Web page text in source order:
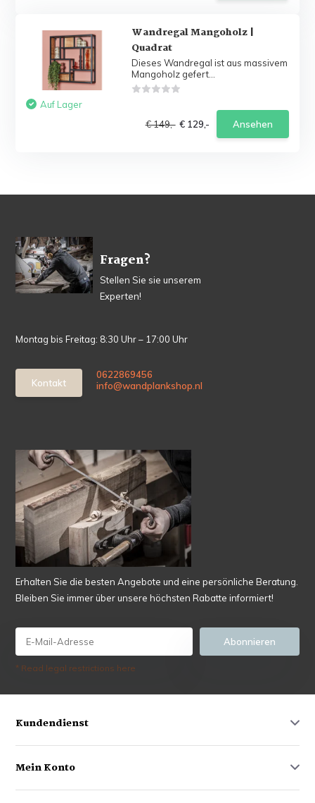
Wandregal Mangoholz |
Quadrat
Dieses Wandregal ist aus massivem
Mangoholz gefert...
Auf Lager
€ 149,- € 129,- Ansehen
Fragen?
Stellen Sie sie unserem
Experten!
Montag bis Freitag: 8:30 Uhr – 17:00 Uhr
Kontakt
0622869456
info@wandplankshop.nl
Erhalten Sie die besten Angebote und eine persönliche Beratung.
Bleiben Sie immer über unsere höchsten Rabatte informiert!
Abonnieren
* Read legal restrictions here
Kundendienst
Mein Konto